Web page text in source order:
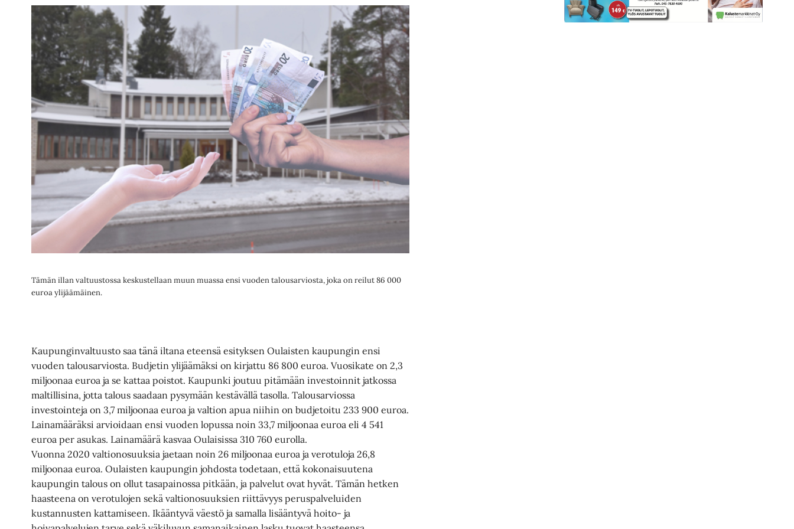
Tämän illan valtuustossa keskustellaan muun muassa ensi vuoden talousarviosta, joka on reilut 86 000
euroa ylijäämäinen.
Kaupunginvaltuusto saa tänä iltana eteensä esityksen Oulaisten kaupungin ensi
vuoden talousarviosta. Budjetin ylijäämäksi on kirjattu 86 800 euroa. Vuosikate on 2,3
miljoonaa euroa ja se kattaa poistot. Kaupunki joutuu pitämään investoinnit jatkossa
maltillisina, jotta talous saadaan pysymään kestävällä tasolla. Talousarviossa
investointeja on 3,7 miljoonaa euroa ja valtion apua niihin on budjetoitu 233 900 euroa.
Lainamääräksi arvioidaan ensi vuoden lopussa noin 33,7 miljoonaa euroa eli 4 541
euroa per asukas. Lainamäärä kasvaa Oulaisissa 310 760 eurolla.
Vuonna 2020 valtionosuuksia jaetaan noin 26 miljoonaa euroa ja verotuloja 26,8
miljoonaa euroa. Oulaisten kaupungin johdosta todetaan, että kokonaisuutena
kaupungin talous on ollut tasapainossa pitkään, ja palvelut ovat hyvät. Tämän hetken
haasteena on verotulojen sekä valtionosuuksien riittävyys peruspalveluiden
kustannusten kattamiseen. Ikääntyvä väestö ja samalla lisääntyvä hoito- ja